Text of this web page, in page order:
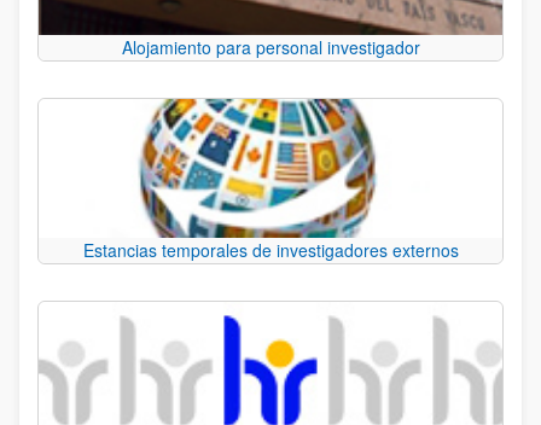
Alojamiento para personal investigador
Estancias temporales de investigadores externos